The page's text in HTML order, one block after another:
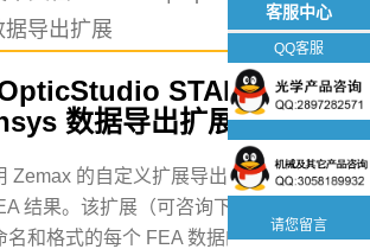
导出扩展
STAR 模块：
数据导出扩展
Zemax 的自定义扩展导出 Ansys
结果。该扩展（可咨询下载方式）有助
名和格式的每个 FEA 数据的导出流程，
客服中心
QQ客服
请您留言